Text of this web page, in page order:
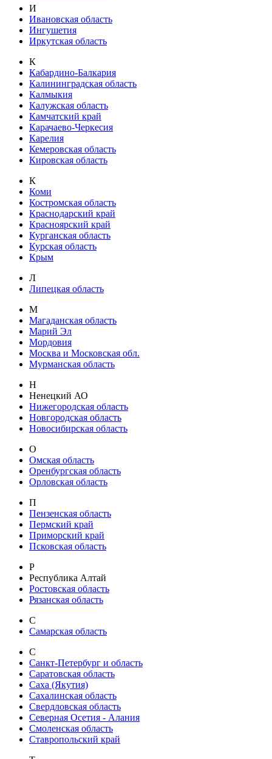
И
Ивановская область
Ингушетия
Иркутская область
К
Кабардино-Балкария
Калининградская область
Калмыкия
Калужская область
Камчатский край
Карачаево-Черкесия
Карелия
Кемеровская область
Кировская область
К
Коми
Костромская область
Краснодарский край
Красноярский край
Курганская область
Курская область
Крым
Л
Липецкая область
М
Магаданская область
Марий Эл
Мордовия
Москва и Московская обл.
Мурманская область
Н
Ненецкий АО
Нижегородская область
Новгородская область
Новосибирская область
О
Омская область
Оренбургская область
Орловская область
П
Пензенская область
Пермский край
Приморский край
Псковская область
Р
Республика Алтай
Ростовская область
Рязанская область
С
Самарская область
С
Санкт-Петербург и область
Саратовская область
Саха (Якутия)
Сахалинская область
Свердловская область
Северная Осетия - Алания
Смоленская область
Ставропольский край